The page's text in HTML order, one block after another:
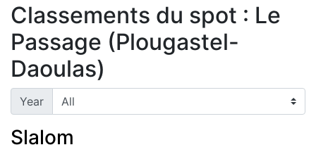
Classements du spot : Le
Passage (Plougastel-
Daoulas)
Year
Slalom